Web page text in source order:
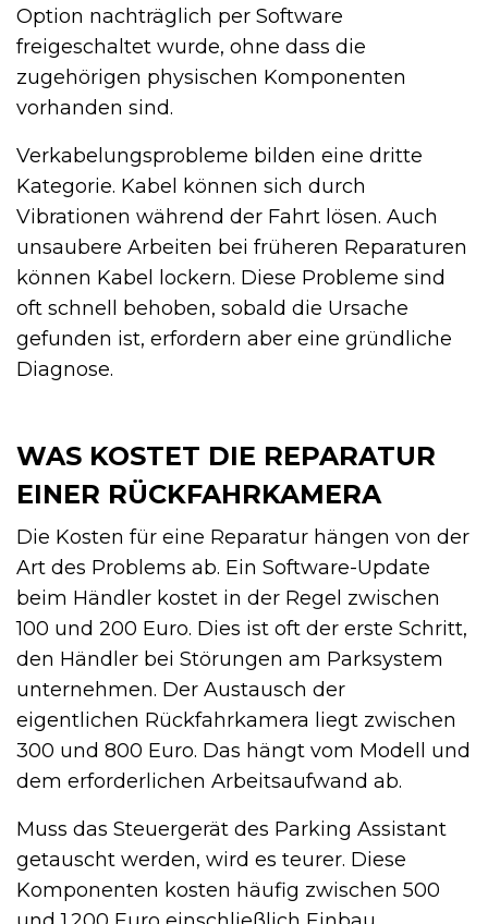
Option nachträglich per Software
freigeschaltet wurde, ohne dass die
zugehörigen physischen Komponenten
vorhanden sind.
Verkabelungsprobleme bilden eine dritte
Kategorie. Kabel können sich durch
Vibrationen während der Fahrt lösen. Auch
unsaubere Arbeiten bei früheren Reparaturen
können Kabel lockern. Diese Probleme sind
oft schnell behoben, sobald die Ursache
gefunden ist, erfordern aber eine gründliche
Diagnose.
WAS KOSTET DIE REPARATUR
EINER RÜCKFAHRKAMERA
Die Kosten für eine Reparatur hängen von der
Art des Problems ab. Ein Software-Update
beim Händler kostet in der Regel zwischen
100 und 200 Euro. Dies ist oft der erste Schritt,
den Händler bei Störungen am Parksystem
unternehmen. Der Austausch der
eigentlichen Rückfahrkamera liegt zwischen
300 und 800 Euro. Das hängt vom Modell und
dem erforderlichen Arbeitsaufwand ab.
Muss das Steuergerät des Parking Assistant
getauscht werden, wird es teurer. Diese
Komponenten kosten häufig zwischen 500